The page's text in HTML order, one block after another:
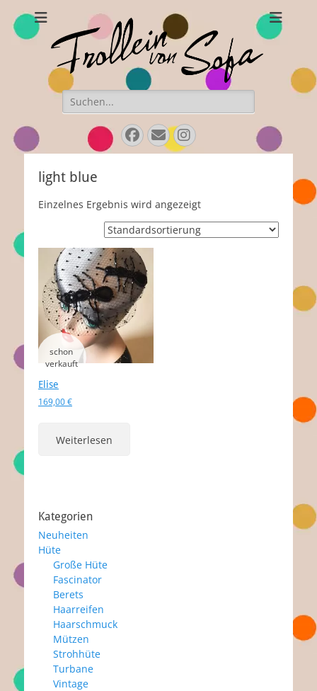
Frollein von Sofa
Handgefertigte Hüte und Accessoires
Suchen
nach:
Facebook
E-
Mail
Instagram
light blue
Einzelnes Ergebnis wird angezeigt
Elise
169,00€
Weiterlesen
Kategorien
Neuheiten
Hüte
Große Hüte
Fascinator
Berets
Haarreifen
Haarschmuck
Mützen
Strohhüte
Turbane
Vintage